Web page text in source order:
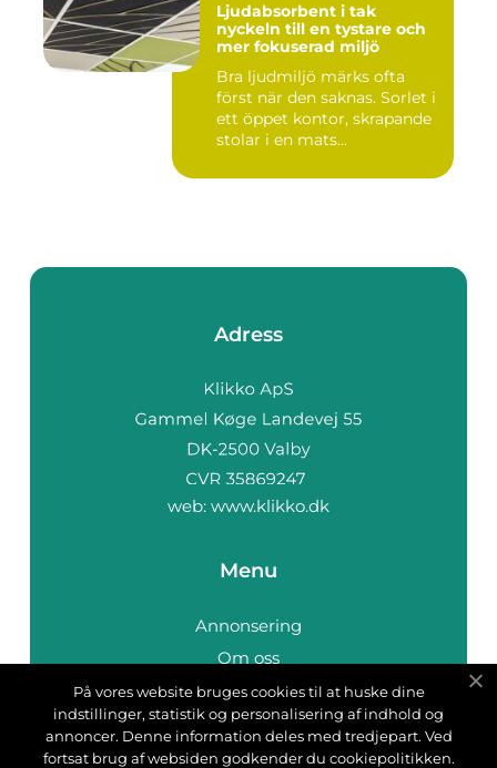
Ljudabsorbent i tak
nyckeln till en tystare och
mer fokuserad miljö
Bra ljudmiljö märks ofta
först när den saknas. Sorlet i
ett öppet kontor, skrapande
stolar i en mats...
Adress
web: www.klikko.dk
Menu
Annonsering
Om oss
Cookies
Kontakta oss
Sitemap
På vores website bruges cookies til at huske dine
indstillinger, statistik og personalisering af indhold og
annoncer. Denne information deles med tredjepart. Ved
fortsat brug af websiden godkender du cookiepolitikken.